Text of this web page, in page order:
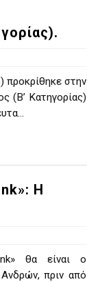
προκρίθηκε στην
(Β’ Κατηγορίας)
Η
θα είναι ο
πριν από